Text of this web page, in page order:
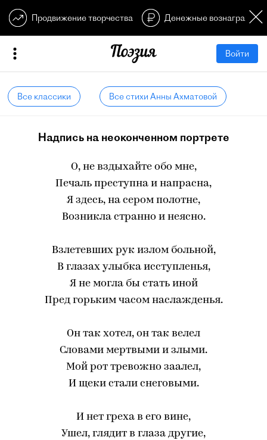
Продвижение творчества Денежные
Войти
Все классики Все стихи Анны Ахматовой
Надпись на неоконченном портрете
О, не вздыхайте обо мне,
Печаль преступна и напрасна,
Я здесь, на сером полотне,
Возникла странно и неясно.
Взлетевших рук излом больной,
В глазах улыбка исступленья,
Я не могла бы стать иной
Пред горьким часом наслажденья.
Он так хотел, он так велел
Словами мертвыми и злыми.
Мой рот тревожно заалел,
И щеки стали снеговыми.
И нет греха в его вине,
Ушел, глядит в глаза другие,